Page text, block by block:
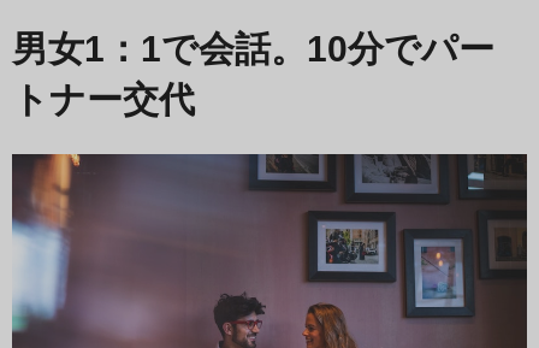
男女1：1で会話。10分でパー
トナー交代